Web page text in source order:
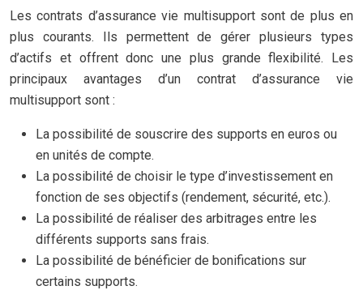
Les contrats d’assurance vie multisupport sont de plus en
plus courants. Ils permettent de gérer plusieurs types
d’actifs et offrent donc une plus grande flexibilité. Les
principaux avantages d’un contrat d’assurance vie
multisupport sont :
La possibilité de souscrire des supports en euros ou
en unités de compte.
La possibilité de choisir le type d’investissement en
fonction de ses objectifs (rendement, sécurité, etc.).
La possibilité de réaliser des arbitrages entre les
différents supports sans frais.
La possibilité de bénéficier de bonifications sur
certains supports.